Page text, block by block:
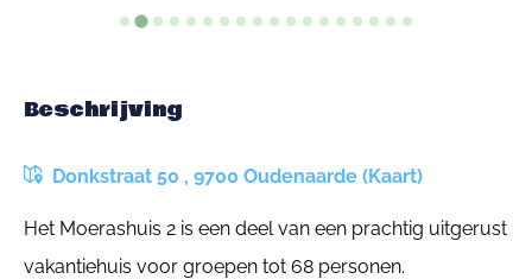
Beschrijving
Donkstraat 50 , 9700 Oudenaarde (Kaart)
Het Moerashuis 2 is een deel van een prachtig uitgerust
vakantiehuis voor groepen tot 68 personen.